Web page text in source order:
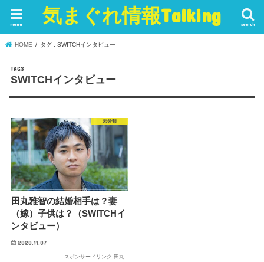
気まぐれ情報Talking search
menu
HOME タグ : SWITCHインタビュー
SWITCHインタビュー
未分類
田丸雅智の結婚相手は？妻
（嫁）子供は？（SWITCHイ
ンタビュー）
2020.11.07
スポンサードリンク 田丸